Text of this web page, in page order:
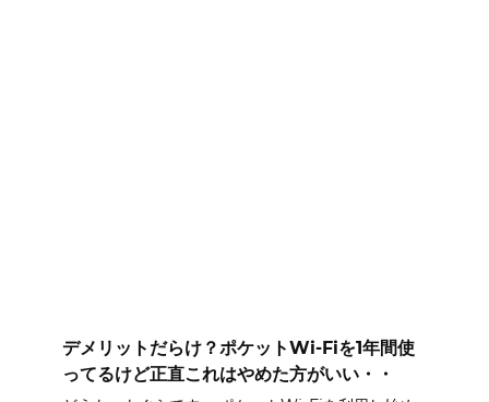
デメリットだらけ？ポケットWi-Fiを1年間使
ってるけど正直これはやめた方がいい・・